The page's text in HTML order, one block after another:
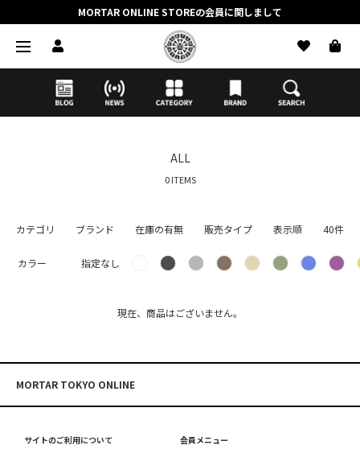
MORTAR ONLINE STOREの会員に関しまして
抽選応募時のクレジットカード決済の引き落としに関しまして
【応募前に必ずお読みください】抽選応募に関する注意事項
MORTAR ONLINE STOREの会員に関しまして
ALL
0 ITEMS
カテゴリ ブランド 在庫の有無 販売タイプ 表示順 40件
カラー 指定なし
現在、商品はございません。
MORTAR TOKYO ONLINE
サイトのご利用について 会員メニュー